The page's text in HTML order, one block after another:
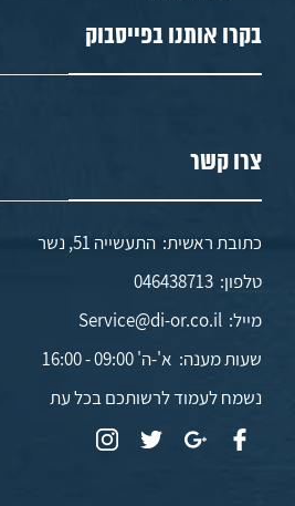
בקרו אותנו בפייסבוק
צרו קשר
כתובת ראשית: התעשייה 51, נשר
טלפון:046438713
מייל:Service@di-or.co.il
שעות מענה: א'-ה' 09:00 - 16:00
נשמח לעמוד לרשותכם בכל עת